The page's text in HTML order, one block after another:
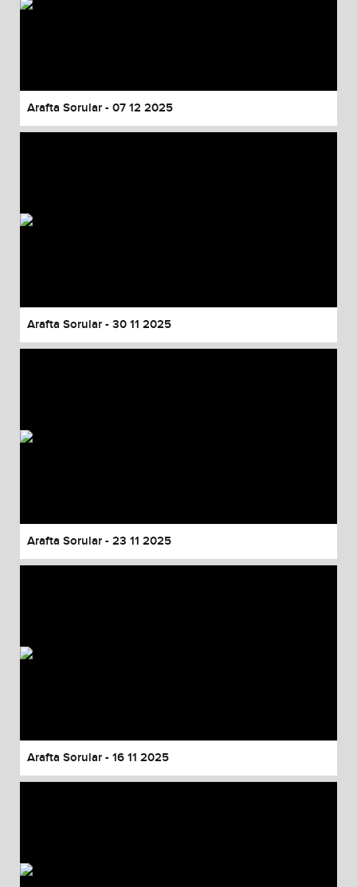
Arafta Sorular - 07 12 2025
Arafta Sorular - 30 11 2025
Arafta Sorular - 23 11 2025
Arafta Sorular - 16 11 2025